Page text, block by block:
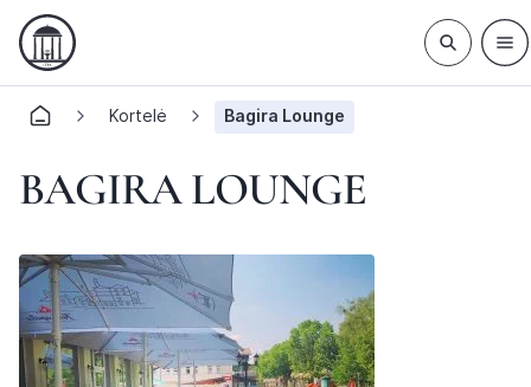
Kortelė Bagira Lounge
BAGIRA LOUNGE